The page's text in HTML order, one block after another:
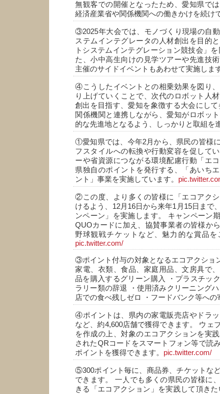
無観客での開催となったため、愛知県で
経済産業省や関係機関への働きかけを続け
③2025年大会では、モノづくり現場の自
ステムインテグレータの人材創出を目的
トシステムインテグレーション競技会」
た、小中高生向けの見学ツアーや先進技
主催のサイドイベントもあわせて実施しま
④こうしたイベントとの相乗効果を図り
り上げていくことで、次代のロボット人
創出を目指す、愛知を象徴する大会にし
関係機関と連携しながら、愛知がロボッ
的な先進地となるよう、しっかりと取組を
①愛知県では、今年2月から、県民の皆様
フスタイルへの転換や行動変容を促して
ーや省資源につながる環境配慮行動「エ
県独自のポイントを発行する、「あいち
ント」事業を実施しています。
②この度、より多くの皆様に「エコアク
けるよう、12月16日から来年1月15日まで
ンペーン」を実施します。 キャンペーン
QUOカードに加え、協賛事業者の皆様か
野球観戦チケットなど、魅力的な賞品
pic.twitter.com/
③ポイント付与の対象となるエコアクショ
家電、衣類、食品、家庭用品、文房具で
品を購入するグリーン購入 ・プラスチッ
ラリー類の辞退 ・使用済みクリーニング
店での食べ残しゼロ ・フードバンク等への
④ポイントは、県内の家電販売店やドラ
など、約4,600店舗で獲得できます。 ウェ
を作成の上、対象のエコアクションを実
されたQRコードをスマートフォン等で読
ポイントを獲得できます。 pic.twitter.com/
⑤300ポイント毎に、商品券、チケットな
できます。 一人でも多くの県民の皆様に
きる「エコアクション」を実践して頂き